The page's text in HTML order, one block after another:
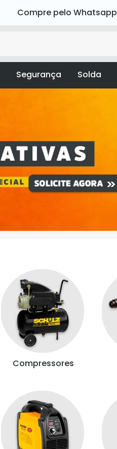
Compre pelo Whatsapp
Segurança Solda
Compressores